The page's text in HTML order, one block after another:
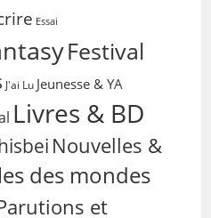
Essai
Festival
J'ai Lu Jeunesse & YA
Livres & BD
Nouvelles &
des mondes
et